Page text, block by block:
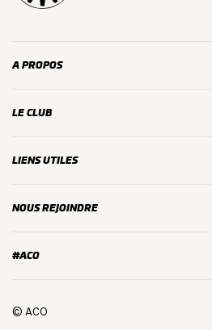
A PROPOS
LE CLUB
LIENS UTILES
NOUS REJOINDRE
#ACO
© ACO